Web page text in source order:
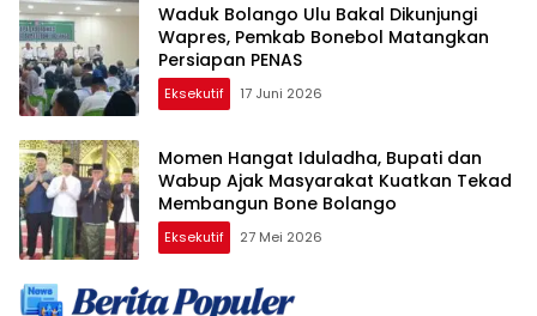
Waduk Bolango Ulu Bakal Dikunjungi
Wapres, Pemkab Bonebol Matangkan
Persiapan PENAS
Eksekutif 17 Juni 2026
Momen Hangat Iduladha, Bupati dan
Wabup Ajak Masyarakat Kuatkan Tekad
Membangun Bone Bolango
Eksekutif 27 Mei 2026